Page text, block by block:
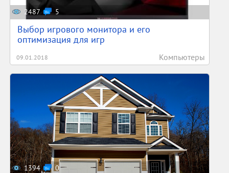
2487 5
Выбор игрового монитора и его
оптимизация для игр
09.01.2018 Компьютеры
1394 0